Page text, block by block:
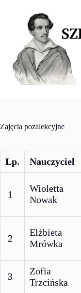
Zajęcia pozalekcyjne
Lp. Nauczyciel
1
Wioletta
Nowak
2
Elżbieta
Mrówka
3
Zofia
Trzcińska